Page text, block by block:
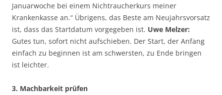
Januarwoche bei einem Nichtraucherkurs meiner
Krankenkasse an.“ Übrigens, das Beste am Neujahrsvorsatz
ist, dass das Startdatum vorgegeben ist. Uwe Melzer:
Gutes tun, sofort nicht aufschieben. Der Start, der Anfang
einfach zu beginnen ist am schwersten, zu Ende bringen
ist leichter.
3. Machbarkeit prüfen